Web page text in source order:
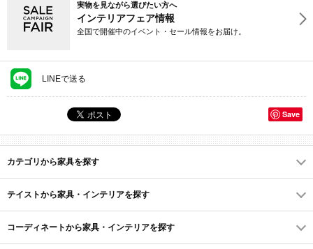
実物を見ながら選びたい方へ
インテリアフェア情報
全国で開催中のイベント・セール情報をお届け。
LINEで送る
Save
カテゴリから家具を探す
テイストから家具・インテリアを探す
コーディネートから家具・インテリアを探す